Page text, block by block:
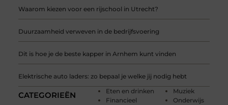
Waarom kiezen voor een rijschool in Utrecht?
Duurzaamheid verweven in de bedrijfsvoering
Dit is hoe je de beste kapper in Arnhem kunt vinden
Elektrische auto laders: zo bepaal je welke jij nodig hebt
CATEGORIEËN
Eten en drinken
Financieel
Muziek
Onderwijs